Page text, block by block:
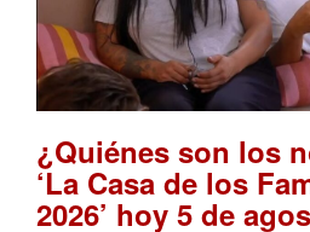
¿Quiénes son los
‘La Casa de los
2026’ hoy 5 de